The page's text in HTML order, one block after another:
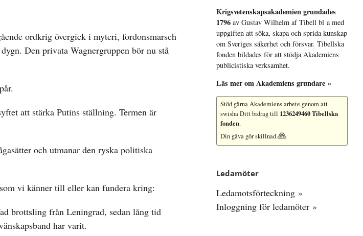
ordkrig övergick i myteri, fordonsmarsch
Den privata Wagnergruppen bör nu stå
att stärka Putins ställning. Termen är
och utmanar den ryska politiska
vi känner till eller kan fundera kring:
brottsling från Leningrad, sedan lång tid
har varit.
Krigsvetenskap­sakademien grundades
1796 av Gustav Wilhelm af Tibell bl a med
uppgiften att söka, skapa och sprida kunskap
om Sveriges säkerhet och försvar. Tibellska
fonden bildades för att stödja Akademiens
publicistiska verksamhet.
Läs mer om Akademiens grundare »
Stöd gärna Akademiens arbete genom att
swisha Ditt bidrag till 1236249460 Tibellska
fonden.
Din gåva gör skillnad🙏
Ledamöter
Ledamotsförteckning »
Inloggning för ledamöter »